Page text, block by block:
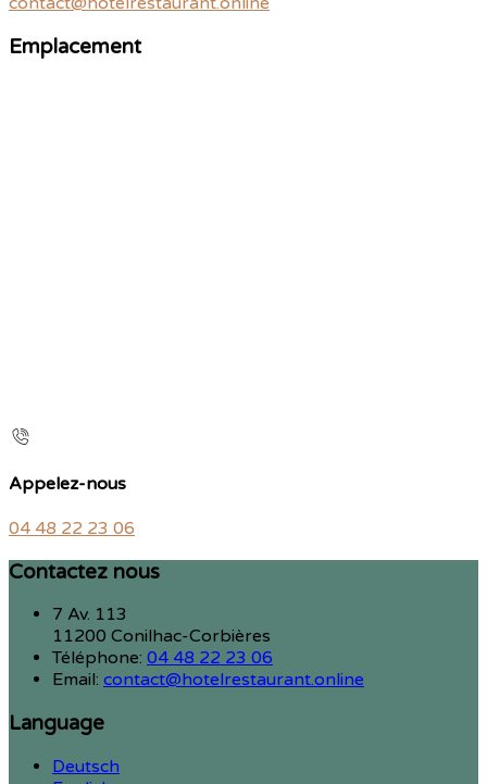
Emplacement
Appelez-nous
04 48 22 23 06
Contactez nous
7 Av. 113
11200 Conilhac-Corbières
Téléphone: 04 48 22 23 06
Email: contact@hotelrestaurant.online
Language
Deutsch